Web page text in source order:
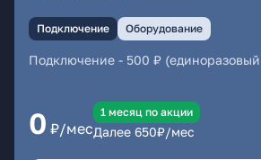
Подключение Оборудование
Подключение - 500 ₽
0 ₽/мес
1 месяц по акции
Далее 650₽/мес